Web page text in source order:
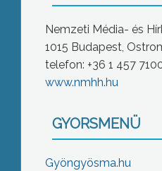
Nemzeti Média- és
1015 Budapest,
telefon: +36 1 457
www.nmhh.hu
GYORSMENÜ
Gyöngyösma.hu